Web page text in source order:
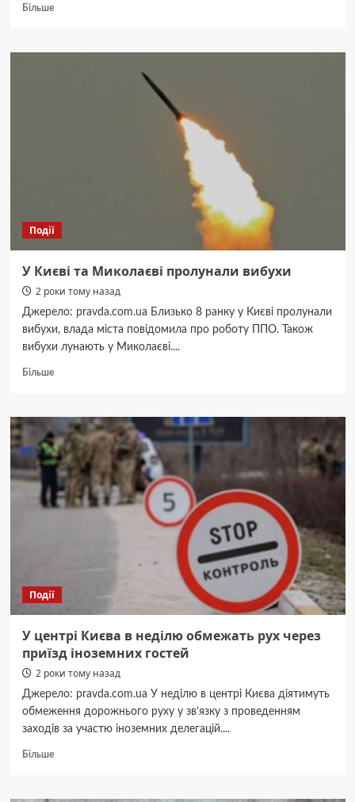
БільшеДокладніше
про
Події
У Києві та Миколаєві пролунали вибухи
2 роки тому назад
Джерело: pravda.com.ua Близько 8 ранку у Києві пролунали
вибухи, влада міста повідомила про роботу ППО. Також
вибухи лунають у Миколаєві....
БільшеДокладніше
Києві
та
Миколаєві
пролунали
вибухи
Події
У центрі Києва в неділю обмежать рух через
приїзд іноземних гостей
2 роки тому назад
Джерело: pravda.com.ua У неділю в центрі Києва діятимуть
обмеження дорожнього руху у зв’язку з проведенням
заходів за участю іноземних делегацій....
БільшеДокладніше
центрі